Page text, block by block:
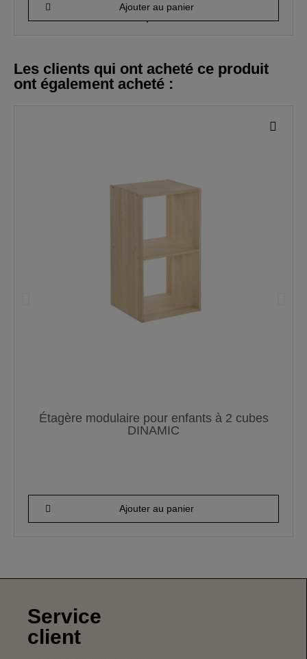
35,77 €
Ajouter au panier
Les clients qui ont acheté ce produit
ont également acheté :
Étagère modulaire pour enfants à 2 cubes
DINAMIC
52,18 €
Ajouter au panier
Service
client